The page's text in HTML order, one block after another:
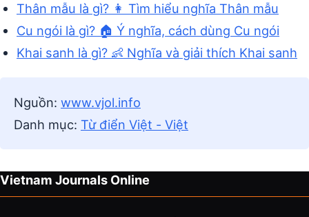
Thân mẫu là gì? 👩 Tìm hiểu nghĩa Thân mẫu
Cu ngói là gì? 🏠 Ý nghĩa, cách dùng Cu ngói
Khai sanh là gì? 👶 Nghĩa và giải thích Khai sanh
Nguồn: www.vjol.info
Danh mục: Từ điển Việt - Việt
Vietnam Journals Online